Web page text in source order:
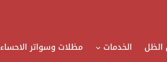
الخدمات مظلات وسواتر الاحساء